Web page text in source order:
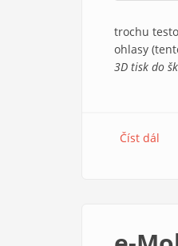
trochu
ohlasy
3D tisk do
Číst dál